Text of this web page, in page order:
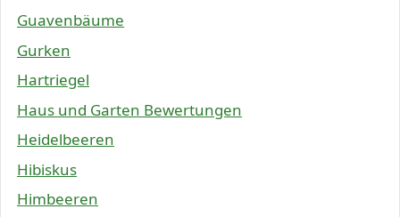
Guavenbäume
Gurken
Hartriegel
Haus und Garten Bewertungen
Heidelbeeren
Hibiskus
Himbeeren